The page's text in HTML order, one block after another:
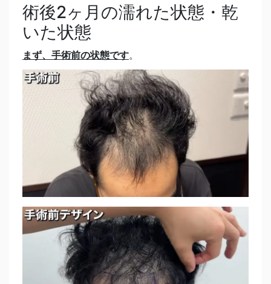
術後2ヶ月の濡れた状態・乾
いた状態
まず、手術前の状態です。